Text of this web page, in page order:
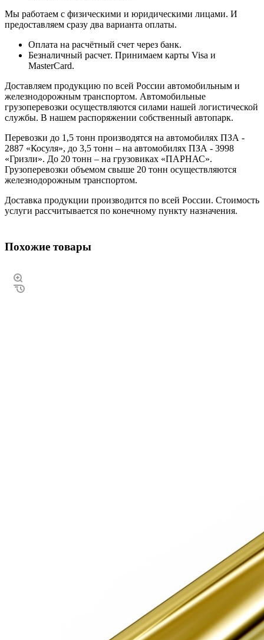
Мы работаем с физическими и юридическими лицами. И
предоставляем сразу два варианта оплаты.
Оплата на расчётный счет через банк.
Безналичный расчет. Принимаем карты Visa и
MasterCard.
Доставляем продукцию по всей России автомобильным и
железнодорожным транспортом. Автомобильные
грузоперевозки осуществляются силами нашей логистической
службы. В нашем распоряжении собственный автопарк.
Перевозки до 1,5 тонн производятся на автомобилях ПЗА -
2887 «Косуля», до 3,5 тонн – на автомобилях ПЗА - 3998
«Гризли». До 20 тонн – на грузовиках «ПАРНАС».
Грузоперевозки объемом свыше 20 тонн осуществляются
железнодорожным транспортом.
Доставка продукции производится по всей России. Стоимость
услуги рассчитывается по конечному пункту назначения.
Похожие товары